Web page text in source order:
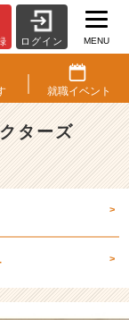
ログイン MENU
就職イベント
ターズ
>
>